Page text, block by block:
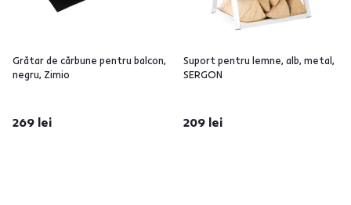
Grătar de cărbune pentru balcon,
negru, Zimio
269 lei
Suport pentru lemne, alb, metal,
SERGON
209 lei